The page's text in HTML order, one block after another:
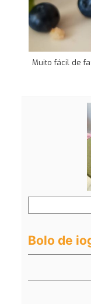
Muito fácil de
Bolo de